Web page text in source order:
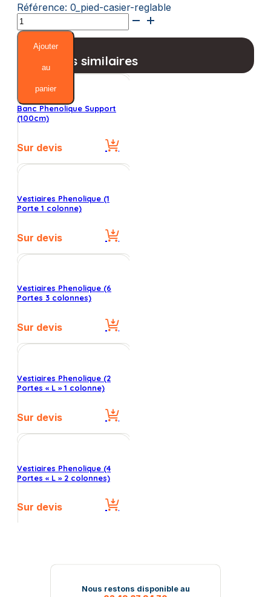
Référence: 0_pied-casier-reglable
quantité
de
Pied
Casier
Reglable
Ajouter
au
panier
Produits similaires
Banc Phenolique Support
(100cm)
Sur devis
Vestiaires Phenolique (1
Porte 1 colonne)
Sur devis
Vestiaires Phenolique (6
Portes 3 colonnes)
Sur devis
Vestiaires Phenolique (2
Portes « L » 1 colonne)
Sur devis
Vestiaires Phenolique (4
Portes « L » 2 colonnes)
Sur devis
Nous restons disponible au